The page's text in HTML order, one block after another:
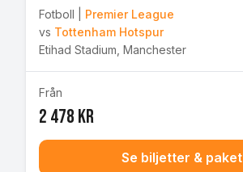
Fotboll
Premier League
vs Tottenham Hotspur
Etihad Stadium Manchester
Från
2 478 kr
Se biljetter & paket